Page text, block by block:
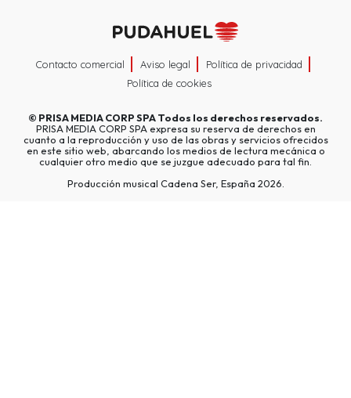
Contacto comercial Aviso legal
Política de privacidad
Política de cookies
© PRISA MEDIA CORP SPATodos los derechos reservados.
PRISA MEDIA CORP SPA expresa su reserva de derechos en
cuanto a la reproducción y uso de las obras y servicios ofrecidos
en este sitio web, abarcando los medios de lectura mecánica o
cualquier otro medio que se juzgue adecuado para tal fin.
Producción musical Cadena Ser, España 2026.